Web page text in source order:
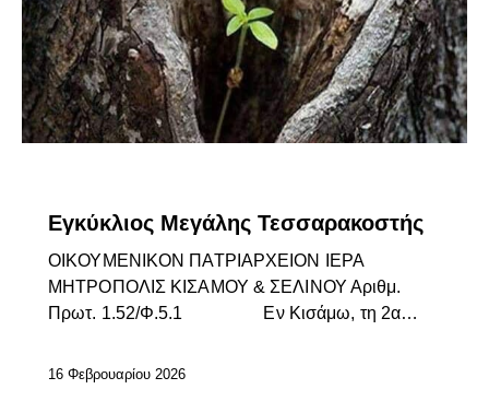
Εγκύκλιος Μεγάλης Τεσσαρακοστής
ΟΙΚΟΥΜΕΝΙΚΟΝ ΠΑΤΡΙΑΡΧΕΙΟΝ ΙΕΡΑ
ΜΗΤΡΟΠΟΛΙΣ ΚΙΣΑΜΟΥ & ΣΕΛΙΝΟΥ Α­ριθμ.
Πρωτ. 1.52/Φ.5.1 Εν Κισάμω, τη 2α…
16 Φεβρουαρίου 2026